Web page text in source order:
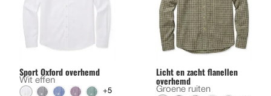
Sport Oxford overhemd
Wit effen
+5
Licht en zacht flanellen
overhemd
Groene ruiten